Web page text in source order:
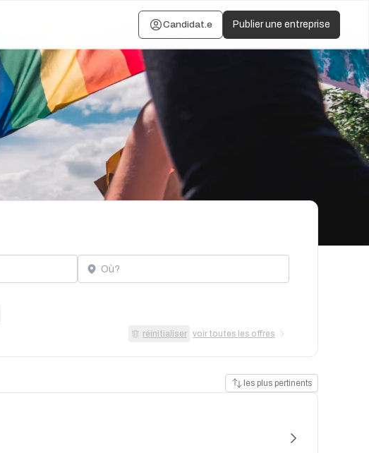
Candidat.e Publier une entreprise
Localisation
réinitialiser voir toutes les offres
les plus pertinents